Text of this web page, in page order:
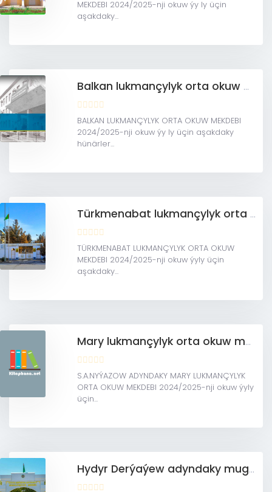
MEKDEBI 2024/2025-nji okuw ýy ly üçin
aşakdaky...
Balkan lukmançylyk orta okuw mekdebi
BALKAN LUKMANÇYLYK ORTA OKUW MEKDEBI
2024/2025-nji okuw ýy ly üçin aşakdaky
hünärler...
Türkmenabat lukmançylyk orta okuw mekdebi
TÜRKMENABAT LUKMANÇYLYK ORTA OKUW
MEKDEBI 2024/2025-nji okuw ýyly üçin
aşakdaky...
Mary lukmançylyk orta okuw mekdebi
S.A.NYÝAZOW ADYNDAKY MARY LUKMANÇYLYK
ORTA OKUW MEKDEBI 2024/2025-nji okuw ýyly
üçin...
Hydyr Derýaýew adyndaky mugallymçylyk mekdebi